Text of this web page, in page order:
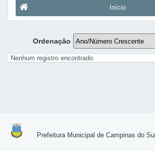
Início
Ordenação
Nenhum registro encontrado.
Prefeitura Municipal de Campinas do Sul